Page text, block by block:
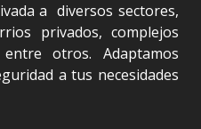
a diversos sectores,
privados, complejos
entre otros. Adaptamos
a tus necesidades